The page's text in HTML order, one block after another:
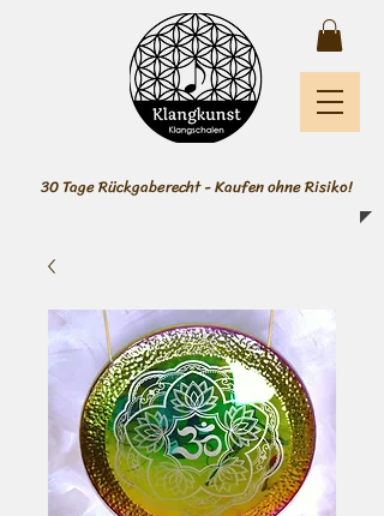
30 Tage Rückgaberecht - Kaufen ohne Risiko!